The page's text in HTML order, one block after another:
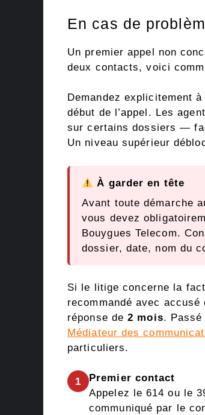
En cas de
Un premier appel non
deux contacts, voici
Demandez explicitement
début de l’appel. Les
sur certains dossiers —
Un niveau supérieur
À garder en tête
Avant toute démarche
vous devez
Bouygues Telecom.
dossier, date, nom du
Si le litige concerne la
recommandé avec
réponse de2 mois.
Médiateur des
particuliers.
1
Premier contact
Appelez le 614 ou le
communiqué par le